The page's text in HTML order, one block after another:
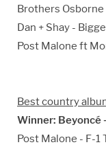
Brothers
Dan + Shay -
Post Malone ft
Best country
Winner: Beyoncé
Post Malone - F-1